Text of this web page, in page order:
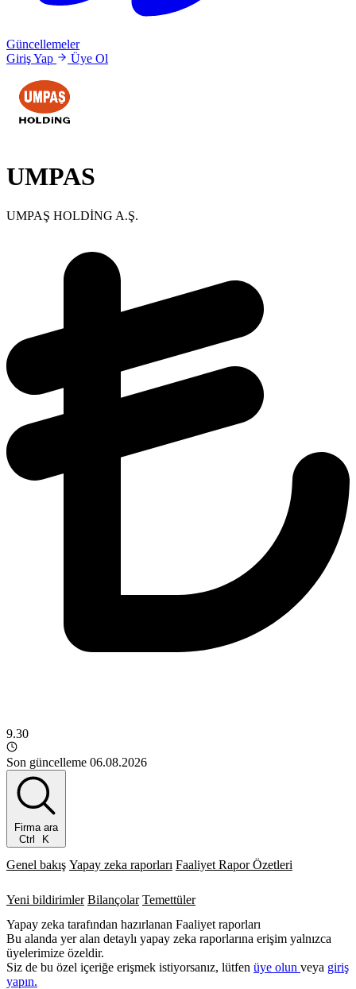
Güncellemeler
Giriş Yap
Üye Ol
UMPAS
UMPAŞ HOLDİNG A.Ş.
9.30
Son güncelleme 06.08.2026
Firma ara
Ctrl
K
Genel bakış Yapay zeka raporları Faaliyet Rapor Özetleri
Yeni bildirimler Bilançolar Temettüler
Yapay zeka tarafından hazırlanan Faaliyet raporları
Bu alanda yer alan detaylı yapay zeka raporlarına erişim yalnızca
üyelerimize özeldir.
Siz de bu özel içeriğe erişmek istiyorsanız, lütfen üye olun veya giriş
yapın.